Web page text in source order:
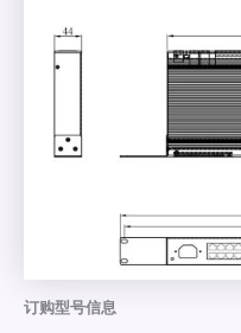
订购型号信息